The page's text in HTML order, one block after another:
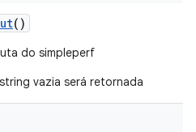
()
do simpleperf
vazia será retornada